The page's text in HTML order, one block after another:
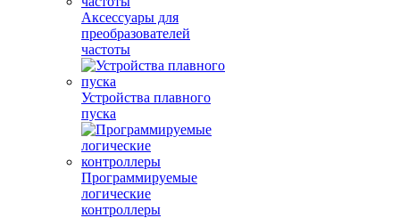
Аксессуары для
преобразователей
частоты
Устройства плавного
пуска
Программируемые
логические
контроллеры